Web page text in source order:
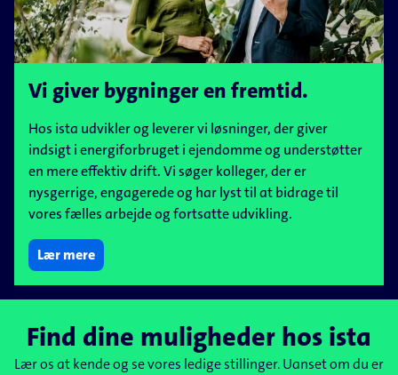
Vi giver bygninger en fremtid.
Hos ista udvikler og leverer vi løsninger, der giver
indsigt i energiforbruget i ejendomme og understøtter
en mere effektiv drift. Vi søger kolleger, der er
nysgerrige, engagerede og har lyst til at bidrage til
vores fælles arbejde og fortsatte udvikling.
Lær mere
Find dine muligheder hos ista
Lær os at kende og se vores ledige stillinger. Uanset om du er